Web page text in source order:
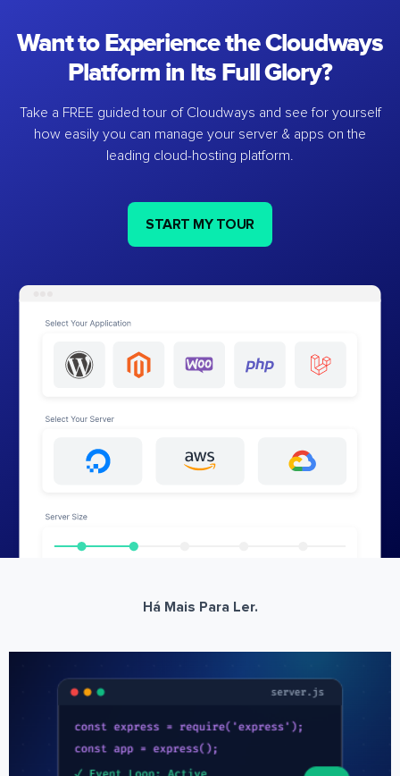
Want to Experience the Cloudways
Platform in Its Full Glory?
Take a FREE guided tour of Cloudways and see for yourself
how easily you can manage your server & apps on the
leading cloud-hosting platform.
START MY TOUR
Há Mais Para Ler.